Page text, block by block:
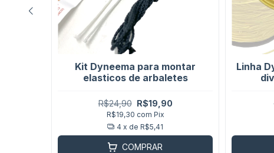
Kit Dyneema para montar
elasticos de arbaletes
R$24,90 R$19,90
R$19,30 com Pix
4 x de R$5,41
COMPRAR
Linha